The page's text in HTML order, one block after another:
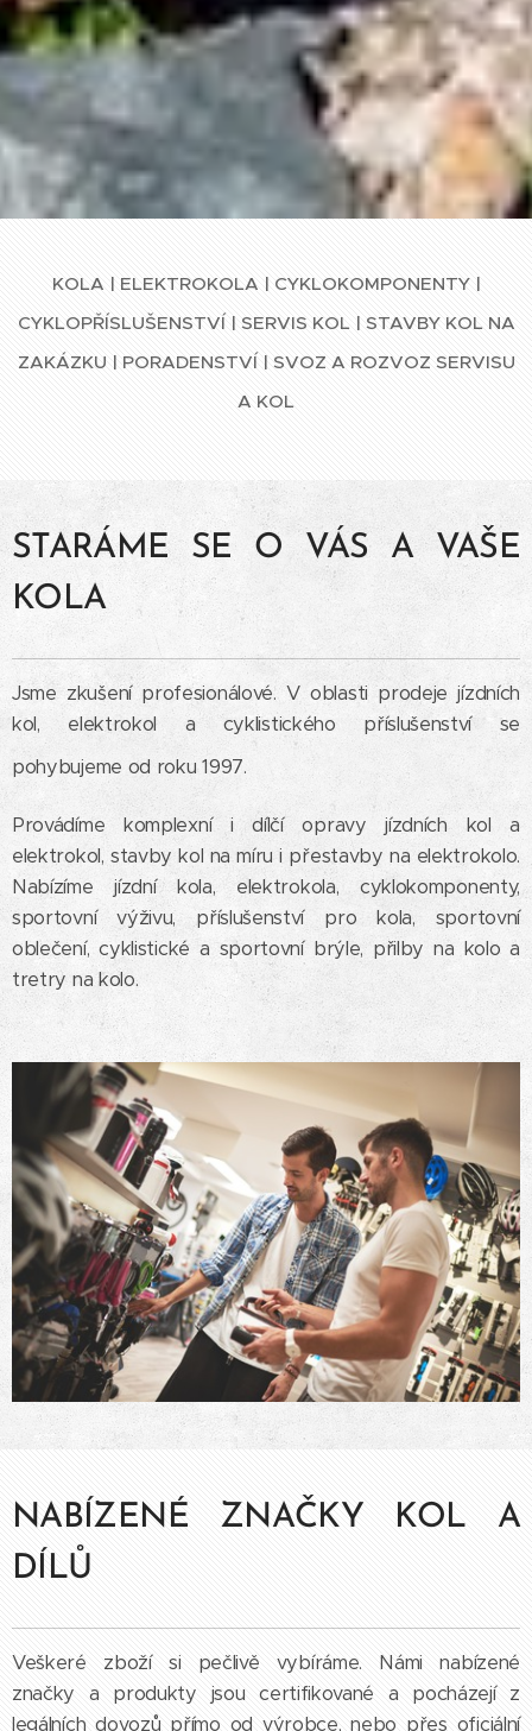
KOLA | ELEKTROKOLA | CYKLOKOMPONENTY |
CYKLOPŘÍSLUŠENSTVÍ | SERVIS KOL | STAVBY KOL NA
ZAKÁZKU | PORADENSTVÍ | SVOZ A ROZVOZ SERVISU
A KOL
STARÁME SE O VÁS A VAŠE
KOLA
Jsme zkušení profesionálové. V oblasti prodeje jízdních
kol, elektrokol a cyklistického příslušenství se
pohybujeme od roku 1997.
Provádíme komplexní i dílčí opravy jízdních kol a
elektrokol, stavby kol na míru i přestavby na elektrokolo.
Nabízíme jízdní kola, elektrokola, cyklokomponenty,
sportovní výživu, příslušenství pro kola, sportovní
oblečení, cyklistické a sportovní brýle, přilby na kolo a
tretry na kolo.
NABÍZENÉ ZNAČKY KOL A
DÍLŮ
Veškeré zboží si pečlivě vybíráme. Námi nabízené
značky a produkty jsou certifikované a pocházejí z
legálních dovozů přímo od výrobce, nebo přes oficiální